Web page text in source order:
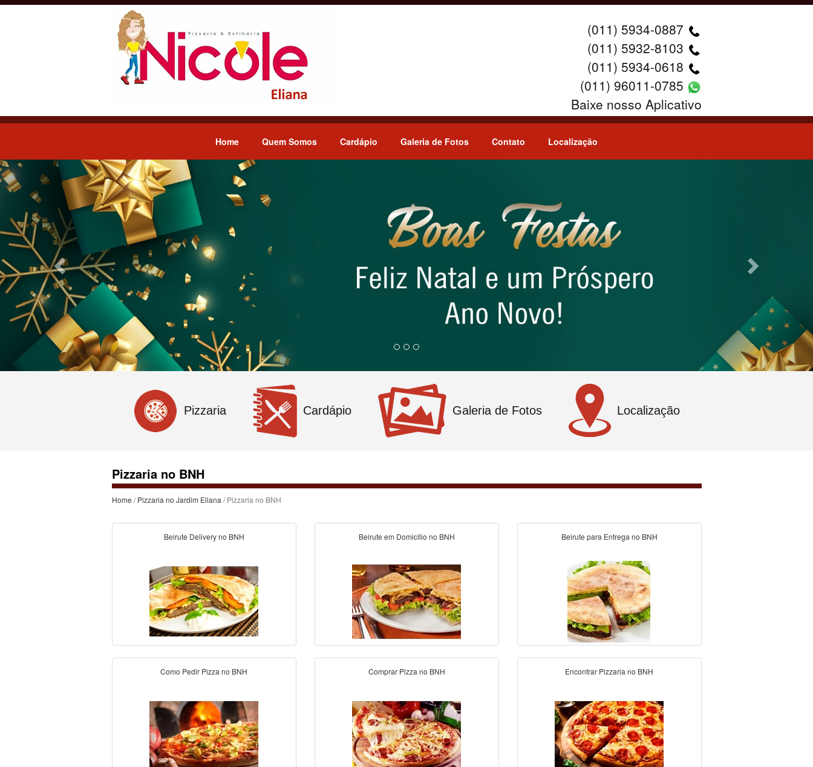
(011) 5934-0887
(011) 5932-8103
(011) 5934-0618
(011) 96011-0785
Baixe nosso Aplicativo
Home Quem Somos Cardápio Galeria de Fotos Contato Localização
Previous
Pizzaria Cardápio Galeria de Fotos Localização
Pizzaria no BNH
Home /Pizzaria no Jardim Eliana / Pizzaria no BNH
Beirute Delivery no BNH Beirute em Domicílio no BNH Beirute para Entrega no BNH
Como Pedir Pizza no BNH Comprar Pizza no BNH Encontrar Pizzaria no BNH